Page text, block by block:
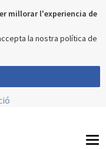
millorar l'experiencia de
la nostra política de